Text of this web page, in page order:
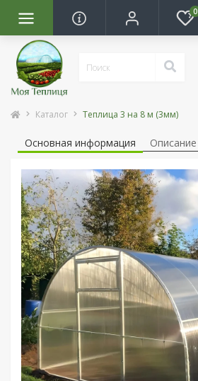
0
Каталог Теплица 3 на 8 м (3мм)
Основная информация Описание